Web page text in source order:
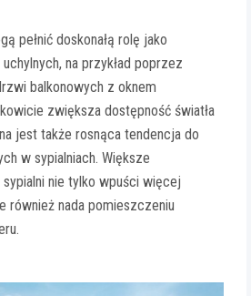
pełnić doskonałą rolę jako
na przykład poprzez
balkonowych z oknem
zwiększa dostępność światła
jest także rosnąca tendencja do
w sypialniach. Większe
nie tylko wpuści więcej
również nada pomieszczeniu